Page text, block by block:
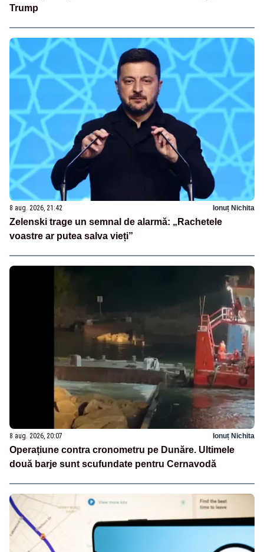
Trump
8 aug. 2026, 21:42 Ionuț Nichita
Zelenski trage un semnal de alarmă: „Rachetele
voastre ar putea salva vieți”
8 aug. 2026, 20:07 Ionuț Nichita
Operațiune contra cronometru pe Dunăre. Ultimele
două barje sunt scufundate pentru Cernavodă